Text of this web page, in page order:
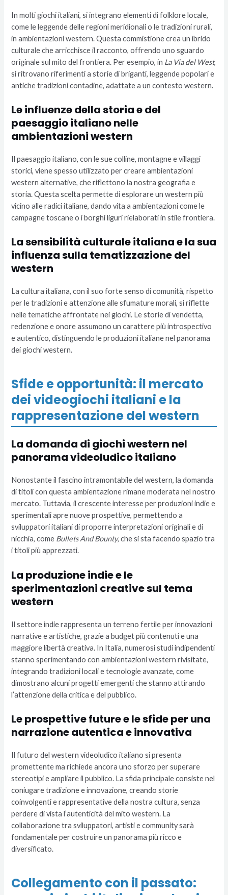
In molti giochi italiani, si integrano elementi di folklore locale,
come le leggende delle regioni meridionali o le tradizioni rurali,
in ambientazioni western. Questa commistione crea un ibrido
culturale che arricchisce il racconto, offrendo uno sguardo
originale sul mito del frontiera. Per esempio, in La Via del West,
si ritrovano riferimenti a storie di briganti, leggende popolari e
antiche tradizioni contadine, adattate a un contesto western.
Le influenze della storia e del
paesaggio italiano nelle
ambientazioni western
Il paesaggio italiano, con le sue colline, montagne e villaggi
storici, viene spesso utilizzato per creare ambientazioni
western alternative, che riflettono la nostra geografia e
storia. Questa scelta permette di esplorare un western più
vicino alle radici italiane, dando vita a ambientazioni come le
campagne toscane o i borghi liguri rielaborati in stile frontiera.
La sensibilità culturale italiana e la sua
influenza sulla tematizzazione del
western
La cultura italiana, con il suo forte senso di comunità, rispetto
per le tradizioni e attenzione alle sfumature morali, si riflette
nelle tematiche affrontate nei giochi. Le storie di vendetta,
redenzione e onore assumono un carattere più introspectivo
e autentico, distinguendo le produzioni italiane nel panorama
dei giochi western.
Sfide e opportunità: il mercato
dei videogiochi italiani e la
rappresentazione del western
La domanda di giochi western nel
panorama videoludico italiano
Nonostante il fascino intramontabile del western, la domanda
di titoli con questa ambientazione rimane moderata nel nostro
mercato. Tuttavia, il crescente interesse per produzioni indie e
sperimentali apre nuove prospettive, permettendo a
sviluppatori italiani di proporre interpretazioni originali e di
nicchia, come Bullets And Bounty, che si sta facendo spazio tra
i titoli più apprezzati.
La produzione indie e le
sperimentazioni creative sul tema
western
Il settore indie rappresenta un terreno fertile per innovazioni
narrative e artistiche, grazie a budget più contenuti e una
maggiore libertà creativa. In Italia, numerosi studi indipendenti
stanno sperimentando con ambientazioni western rivisitate,
integrando tradizioni locali e tecnologie avanzate, come
dimostrano alcuni progetti emergenti che stanno attirando
l’attenzione della critica e del pubblico.
Le prospettive future e le sfide per una
narrazione autentica e innovativa
Il futuro del western videoludico italiano si presenta
promettente ma richiede ancora uno sforzo per superare
stereotipi e ampliare il pubblico. La sfida principale consiste nel
coniugare tradizione e innovazione, creando storie
coinvolgenti e rappresentative della nostra cultura, senza
perdere di vista l’autenticità del mito western. La
collaborazione tra sviluppatori, artisti e community sarà
fondamentale per costruire un panorama più ricco e
diversificato.
Collegamento con il passato: